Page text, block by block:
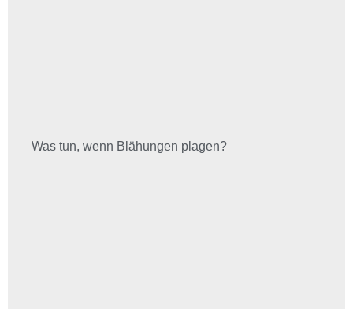
Was tun, wenn Blähungen plagen?